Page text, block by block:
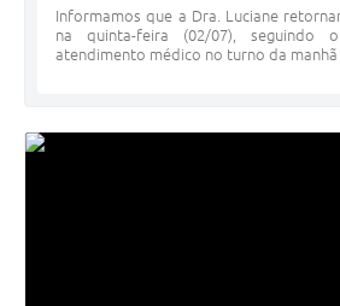
Informamos que a Dra. Luciane
na quinta-feira (02/07), seguindo
atendimento médico no turno da manhã